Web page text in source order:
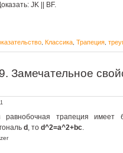
JK || BF.
Классика Трапеция
Замечательное
равнобочная трапеция имеет
d , то d^2=a^2+bc.